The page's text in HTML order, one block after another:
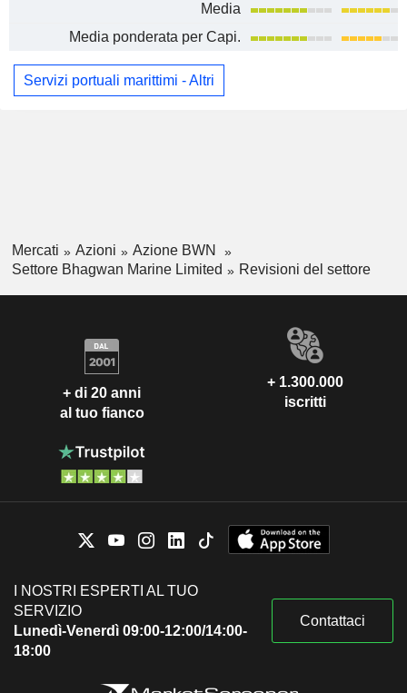
Media
Media ponderata per Capi.
Servizi portuali marittimi - Altri
Mercati Azioni
Azione BWN
Settore Bhagwan Marine Limited
Revisioni del settore
+ di 20 anni
al tuo fianco
+ 1.300.000
iscritti
I NOSTRI ESPERTI AL TUO
SERVIZIO
Lunedì-Venerdì 09:00-12:00/14:00-
18:00
Contattaci